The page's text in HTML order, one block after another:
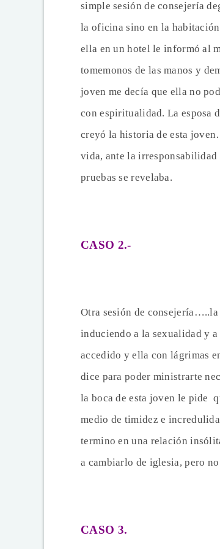
simple sesión de consejería
la oficina sino en la
ella en un hotel le informó al
tomemonos de las manos y
joven me decía que ella no
con espiritualidad. La esposa
creyó la historia de esta
vida, ante la
pruebas se revelaba.
CASO 2.-
Otra sesión de consejería…..la
induciendo a la sexualidad y
accedido y ella con lágrimas
dice para poder ministrarte
la boca de esta joven le pide
medio de timidez e
termino en una relación
a cambiarlo de iglesia, pero
CASO 3.